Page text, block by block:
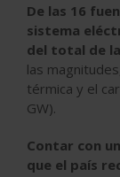
De las 16
sistema
del total de
las
térmica y el
GW).
Contar con
que el país